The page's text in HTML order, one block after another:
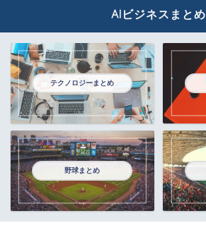
AIビジネスまとめ
テクノロジーまとめ
野球まとめ